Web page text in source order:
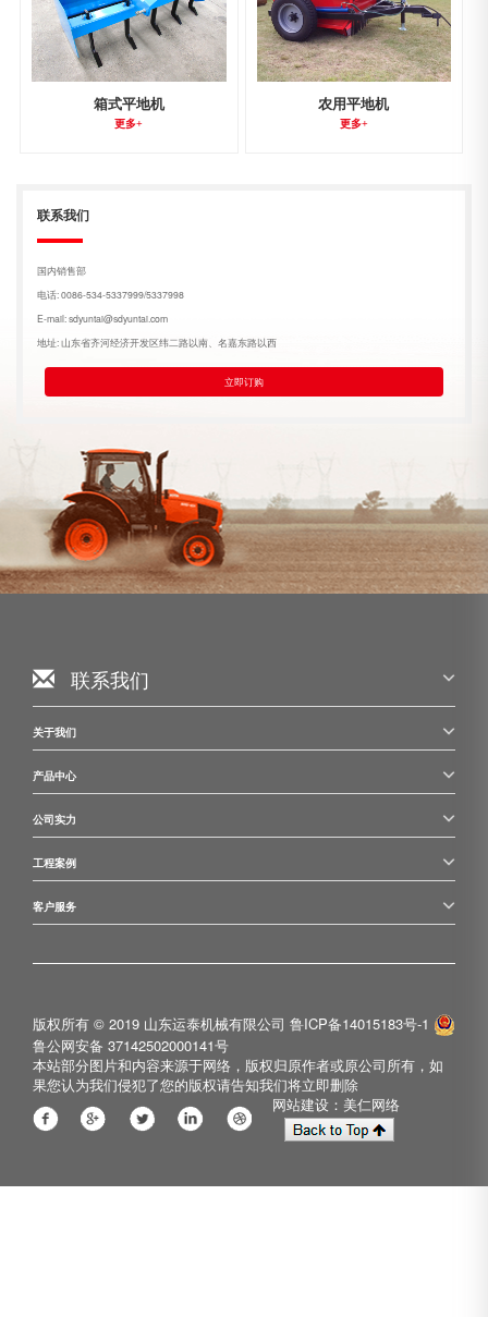
箱式平地机
更多+
农用平地机
更多+
联系我们
国内销售部
电话: 0086-534-5337999/5337998
E-mail: sdyuntai@sdyuntai.com
地址: 山东省齐河经济开发区纬二路以南、名嘉东路以西
立即订购
联系我们
关于我们
产品中心
公司实力
工程案例
客户服务
版权所有 © 2019 山东运泰机械有限公司 鲁ICP备14015183号-1
鲁公网安备 37142502000141号
本站部分图片和内容来源于网络，版权归原作者或原公司所有，如
果您认为我们侵犯了您的版权请告知我们将立即删除
网站建设：美仁网络